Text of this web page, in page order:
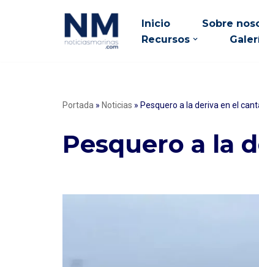
Inicio Sobre
Recursos
Portada » Noticias » Pesquero a la deriva en el
Pesquero a la